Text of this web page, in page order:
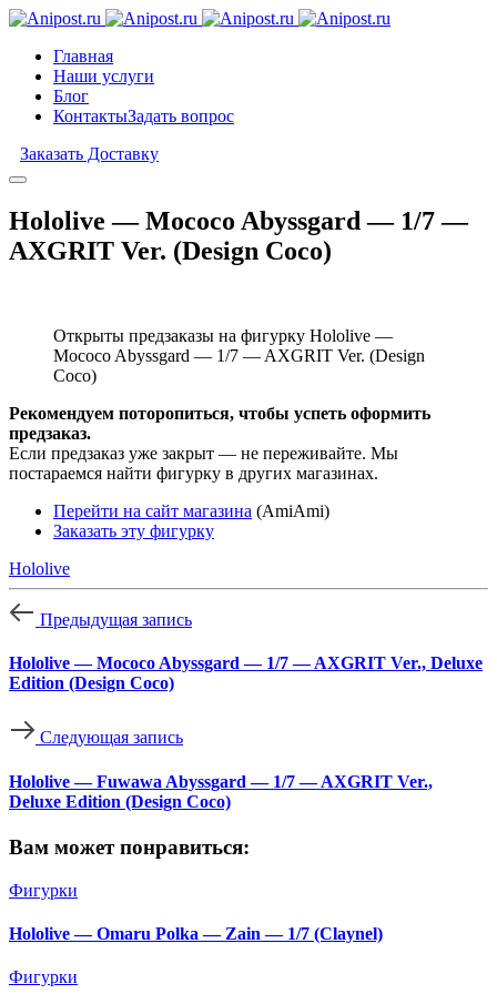
Главная
Наши услуги
Блог
КонтактыЗадать вопрос
Заказать Доставку
Hololive — Mococo Abyssgard — 1/7 —
AXGRIT Ver. (Design Coco)
Открыты предзаказы на фигурку Hololive —
Mococo Abyssgard — 1/7 — AXGRIT Ver. (Design
Coco)
Рекомендуем поторопиться, чтобы успеть оформить
предзаказ.
Если предзаказ уже закрыт — не переживайте. Мы
постараемся найти фигурку в других магазинах.
Перейти на сайт магазина (AmiAmi)
Заказать эту фигурку
Hololive
Предыдущая запись
Hololive — Mococo Abyssgard — 1/7 — AXGRIT Ver., Deluxe
Edition (Design Coco)
Следующая запись
Hololive — Fuwawa Abyssgard — 1/7 — AXGRIT Ver.,
Deluxe Edition (Design Coco)
Вам может понравиться:
Фигурки
Hololive — Omaru Polka — Zain — 1/7 (Claynel)
Фигурки